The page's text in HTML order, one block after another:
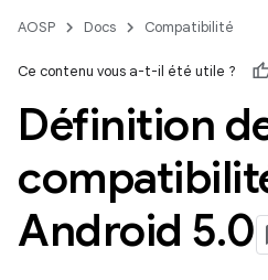
AOSP Docs Compatibilité
Ce contenu vous a-t-il été utile ?
Définition
Android 5.0